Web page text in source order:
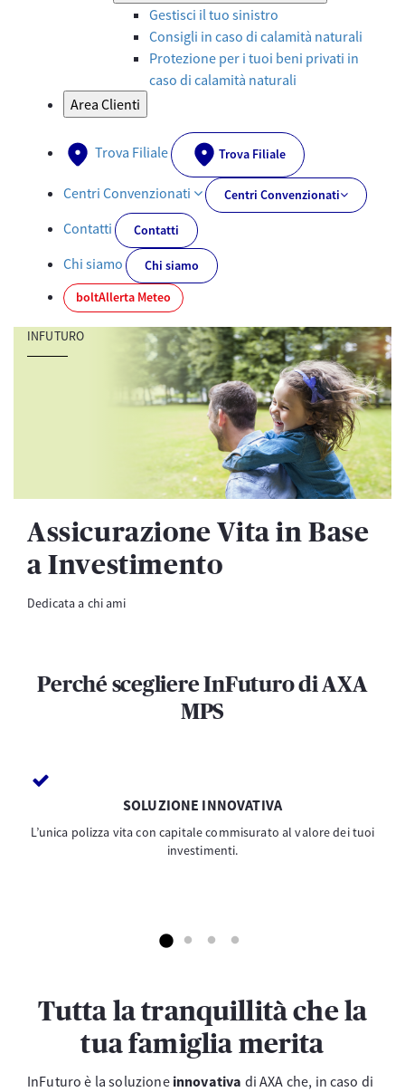
Gestisci il tuo sinistro
Consigli in caso di calamità naturali
Protezione per i tuoi beni privati in
caso di calamità naturali
Area Clienti
Trova Filiale Trova Filiale
Centri Convenzionati Centri Convenzionati
Contatti Contatti
Chi siamo
Chi siamo
boltAllerta Meteo
INFUTURO
Assicurazione Vita in Base
a Investimento
Dedicata a chi ami
Perché scegliere InFuturo di AXA
MPS
SOLUZIONE INNOVATIVA
L’unica polizza vita con capitale commisurato al valore dei tuoi
investimenti.
Tutta la tranquillità che la
tua famiglia merita
InFuturo è la soluzione innovativa di AXA che, in caso di